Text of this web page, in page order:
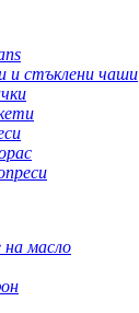
и стъклени чаши
на масло